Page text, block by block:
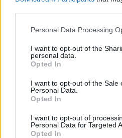
Please note that this website/
not limited to your visit or usage
grant or deny consent to Google
use your data for below
consent section.
Personal Data Processing
I want to opt-out of the
personal data.
Opted In
I want to opt-out of the Sale
Personal Data.
Opted In
I want to opt-out of
Personal Data for Targeted
Opted In